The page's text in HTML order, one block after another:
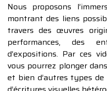
Nous proposons
montrant des liens
travers des œuvres
performances, des
d’expositions. Par ces
vous pourrez plonger
et bien d’autres types